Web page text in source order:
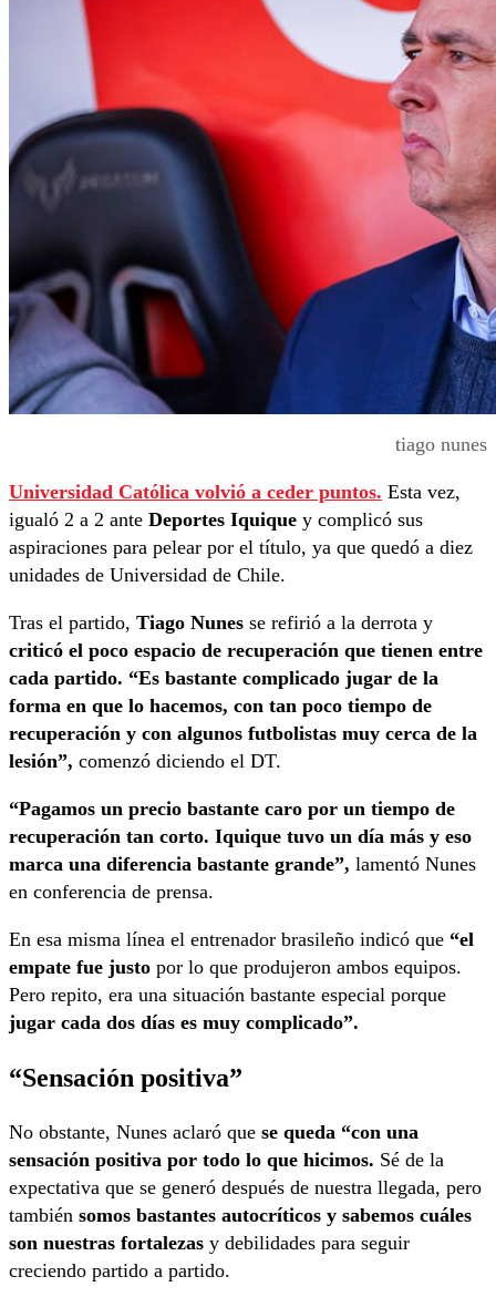
tiago nunes
Universidad Católica volvió a ceder puntos. Esta vez,
igualó 2 a 2 ante Deportes Iquique y complicó sus
aspiraciones para pelear por el título, ya que quedó a diez
unidades de Universidad de Chile.
Tras el partido, Tiago Nunes se refirió a la derrota y
criticó el poco espacio de recuperación que tienen entre
cada partido. “Es bastante complicado jugar de la
forma en que lo hacemos, con tan poco tiempo de
recuperación y con algunos futbolistas muy cerca de la
lesión”, comenzó diciendo el DT.
“Pagamos un precio bastante caro por un tiempo de
recuperación tan corto. Iquique tuvo un día más y eso
marca una diferencia bastante grande”, lamentó Nunes
en conferencia de prensa.
En esa misma línea el entrenador brasileño indicó que “el
empate fue justo por lo que produjeron ambos equipos.
Pero repito, era una situación bastante especial porque
jugar cada dos días es muy complicado”.
“Sensación positiva”
No obstante, Nunes aclaró que se queda “con una
sensación positiva por todo lo que hicimos. Sé de la
expectativa que se generó después de nuestra llegada, pero
también somos bastantes autocríticos y sabemos cuáles
son nuestras fortalezas y debilidades para seguir
creciendo partido a partido.